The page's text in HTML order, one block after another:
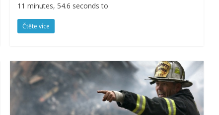
11 minutes, 54.6 seconds to
Čtěte více